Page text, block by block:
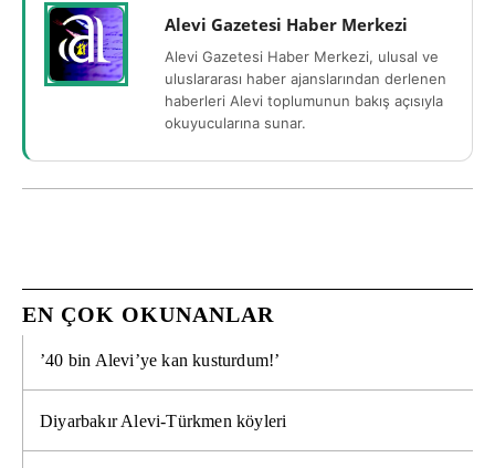
Alevi Gazetesi Haber Merkezi
Alevi Gazetesi Haber Merkezi, ulusal ve
uluslararası haber ajanslarından derlenen
haberleri Alevi toplumunun bakış açısıyla
okuyucularına sunar.
EN ÇOK OKUNANLAR
’40 bin Alevi’ye kan kusturdum!’
Diyarbakır Alevi-Türkmen köyleri